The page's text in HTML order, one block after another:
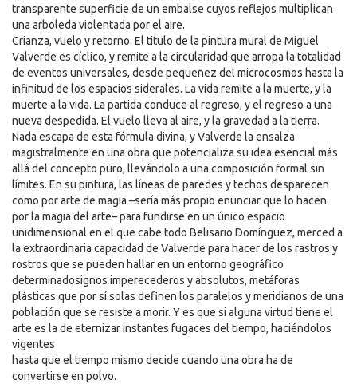
transparente superficie de un embalse cuyos reflejos multiplican
una arboleda violentada por el aire.
Crianza, vuelo y retorno. El titulo de la pintura mural de Miguel
Valverde es cíclico, y remite a la circularidad que arropa la totalidad
de eventos universales, desde pequeñez del microcosmos hasta la
infinitud de los espacios siderales. La vida remite a la muerte, y la
muerte a la vida. La partida conduce al regreso, y el regreso a una
nueva despedida. El vuelo lleva al aire, y la gravedad a la tierra.
Nada escapa de esta fórmula divina, y Valverde la ensalza
magistralmente en una obra que potencializa su idea esencial más
allá del concepto puro, llevándolo a una composición formal sin
límites. En su pintura, las líneas de paredes y techos desparecen
como por arte de magia –sería más propio enunciar que lo hacen
por la magia del arte– para fundirse en un único espacio
unidimensional en el que cabe todo Belisario Domínguez, merced a
la extraordinaria capacidad de Valverde para hacer de los rastros y
rostros que se pueden hallar en un entorno geográfico
determinadosignos imperecederos y absolutos, metáforas
plásticas que por sí solas definen los paralelos y meridianos de una
población que se resiste a morir. Y es que si alguna virtud tiene el
arte es la de eternizar instantes fugaces del tiempo, haciéndolos
vigentes
hasta que el tiempo mismo decide cuando una obra ha de
convertirse en polvo.